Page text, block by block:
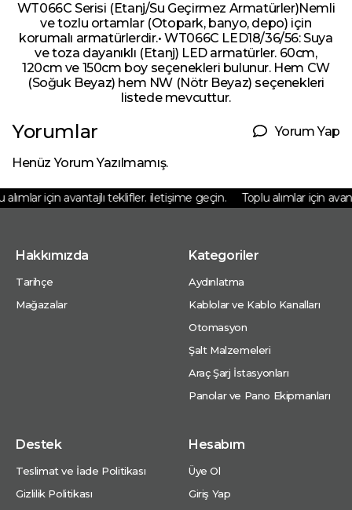
WT066C Serisi (Etanj/Su Geçirmez Armatürler)Nemli
ve tozlu ortamlar (Otopark, banyo, depo) için
korumalı armatürlerdir.• WT066C LED18/36/56: Suya
ve toza dayanıklı (Etanj) LED armatürler. 60cm,
120cm ve 150cm boy seçenekleri bulunur. Hem CW
(Soğuk Beyaz) hem NW (Nötr Beyaz) seçenekleri
listede mevcuttur.
Yorumlar Yorum Yap
Henüz Yorum Yazılmamış.
için avantajlı teklifler. iletişime geçin. Toplu alımlar için
Hakkımızda
Tarihçe
Mağazalar
Kategoriler
Aydınlatma
Kablolar ve Kablo Kanalları
Otomasyon
Şalt Malzemeleri
Araç Şarj İstasyonları
Panolar ve Pano Ekipmanları
Destek
Teslimat ve İade Politikası
Gizlilik Politikası
Hesabım
Üye Ol
Giriş Yap